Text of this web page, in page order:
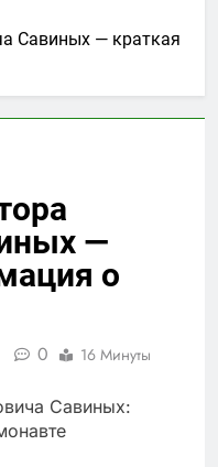
Савиных — краткая
—
о
0 16 Минуты